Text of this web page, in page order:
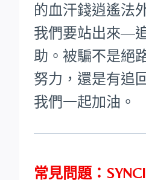
的血汗錢逍遙法
我們要站出來—
助。被騙不是絕
努力，還是有追
我們一起加油。
常見問題：